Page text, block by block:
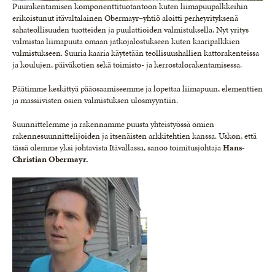
Puurakentamisen komponenttituotantoon kuten liimapuupalkkeihin
erikoistunut itävaltalainen Obermayr–yhtiö aloitti perheyrityksenä
sahateollisuuden tuotteiden ja puulattioiden valmistuksella. Nyt yritys
valmistaa liimapuuta omaan jatkojalostukseen kuten kaaripalkkien
valmistukseen. Suuria kaaria käytetään teollisuushallien kattorakenteissa
ja koulujen, päiväkotien sekä toimisto- ja kerrostalorakentamisessa.
Päätimme keskittyä pääosaamiseemme ja lopettaa liimapuun, elementtien
ja massiivisten osien valmistuksen ulosmyyntiin.
Suunnittelemme ja rakennamme puusta yhteistyössä omien
rakennesuunnittelijoiden ja itsenäisten arkkitehtien kanssa. Uskon, että
tässä olemme yksi johtavista Itävallassa, sanoo toimitusjohtajaHans-
Christian Obermayr.